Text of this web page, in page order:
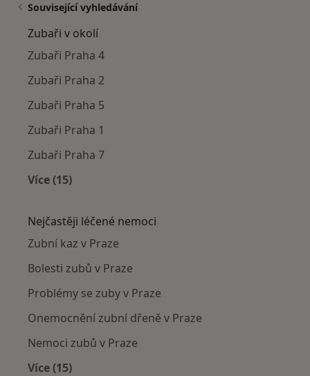
Související vyhledávání
Zubaři v okolí
Zubaři Praha 4
Zubaři Praha 2
Zubaři Praha 5
Zubaři Praha 1
Zubaři Praha 7
Více (15)
Nejčastěji léčené nemoci
Zubní kaz v Praze
Bolesti zubů v Praze
Problémy se zuby v Praze
Onemocnění zubní dřeně v Praze
Nemoci zubů v Praze
Více (15)